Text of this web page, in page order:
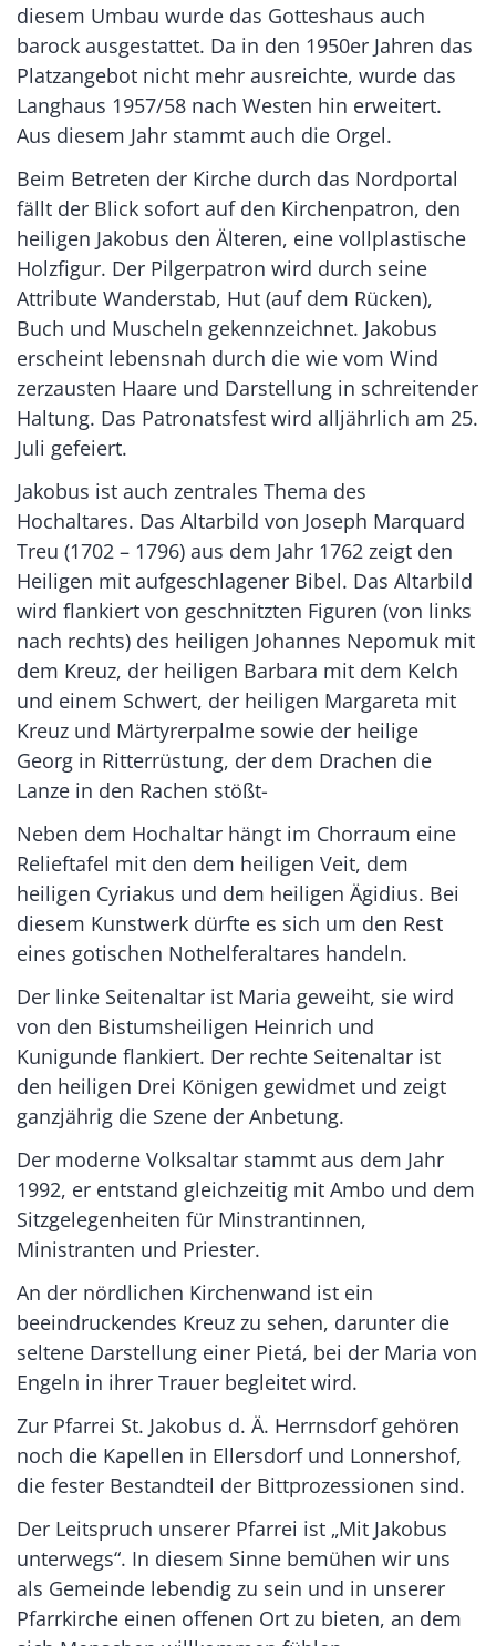
diesem Umbau wurde das Gotteshaus auch
barock ausgestattet. Da in den 1950er Jahren das
Platzangebot nicht mehr ausreichte, wurde das
Langhaus 1957/58 nach Westen hin erweitert.
Aus diesem Jahr stammt auch die Orgel.
Beim Betreten der Kirche durch das Nordportal
fällt der Blick sofort auf den Kirchenpatron, den
heiligen Jakobus den Älteren, eine vollplastische
Holzfigur. Der Pilgerpatron wird durch seine
Attribute Wanderstab, Hut (auf dem Rücken),
Buch und Muscheln gekennzeichnet. Jakobus
erscheint lebensnah durch die wie vom Wind
zerzausten Haare und Darstellung in schreitender
Haltung. Das Patronatsfest wird alljährlich am 25.
Juli gefeiert.
Jakobus ist auch zentrales Thema des
Hochaltares. Das Altarbild von Joseph Marquard
Treu (1702 – 1796) aus dem Jahr 1762 zeigt den
Heiligen mit aufgeschlagener Bibel. Das Altarbild
wird flankiert von geschnitzten Figuren (von links
nach rechts) des heiligen Johannes Nepomuk mit
dem Kreuz, der heiligen Barbara mit dem Kelch
und einem Schwert, der heiligen Margareta mit
Kreuz und Märtyrerpalme sowie der heilige
Georg in Ritterrüstung, der dem Drachen die
Lanze in den Rachen stößt-
Neben dem Hochaltar hängt im Chorraum eine
Relieftafel mit den dem heiligen Veit, dem
heiligen Cyriakus und dem heiligen Ägidius. Bei
diesem Kunstwerk dürfte es sich um den Rest
eines gotischen Nothelferaltares handeln.
Der linke Seitenaltar ist Maria geweiht, sie wird
von den Bistumsheiligen Heinrich und
Kunigunde flankiert. Der rechte Seitenaltar ist
den heiligen Drei Königen gewidmet und zeigt
ganzjährig die Szene der Anbetung.
Der moderne Volksaltar stammt aus dem Jahr
1992, er entstand gleichzeitig mit Ambo und dem
Sitzgelegenheiten für Minstrantinnen,
Ministranten und Priester.
An der nördlichen Kirchenwand ist ein
beeindruckendes Kreuz zu sehen, darunter die
seltene Darstellung einer Pietá, bei der Maria von
Engeln in ihrer Trauer begleitet wird.
Zur Pfarrei St. Jakobus d. Ä. Herrnsdorf gehören
noch die Kapellen in Ellersdorf und Lonnershof,
die fester Bestandteil der Bittprozessionen sind.
Der Leitspruch unserer Pfarrei ist „Mit Jakobus
unterwegs“. In diesem Sinne bemühen wir uns
als Gemeinde lebendig zu sein und in unserer
Pfarrkirche einen offenen Ort zu bieten, an dem